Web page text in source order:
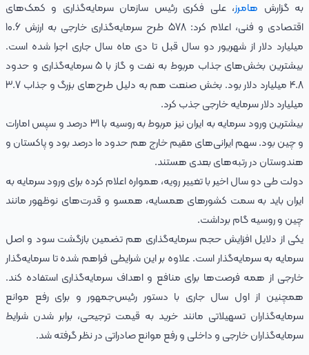
به گزارش هامرز، علی فکری رئیس سازمان سرمایه‌گذاری و کمک‌های
اقتصادی و فنی، اعلام کرد: 578 طرح سرمایه‌گذاری خارجی به ارزش 10.6
میلیارد دلار از شهریور دو سال قبل تا دی ماه سال جاری اجرا شده است.
بیشترین بخش‌های جذاب مربوط به نفت و گاز با 5 سرمایه‌گذاری و حدود
4.8 میلیارد دلار بود. بخش صنعت هم به دلیل طرح‌های بزرگ و جذاب 3.7
میلیارد دلار سرمایه خارجی جذب کرد.
بیشترین ورود سرمایه به ایران نیز مربوط به روسیه با 31 درصد و سپس امارات
و چین بود. سهم ایرانی‌های مقیم خارج هم حدود 10 درصد بود و پاکستان و
هندوستان در رتبه‌های بعدی هستند.
دولت طی دو سال اخیر با تغییر رویه، همواره اعلام کرده برای ورود سرمایه به
ایران باید به سمت کشورهای همسایه، همسو و قدرت‌های نوظهور مانند
چین و روسیه گام برداشت.
یکی از دلایل افزایش حجم سرمایه‌گذاری هم تضمین بازگشت سود و اصل
سرمایه به سرمایه‌گذار است. علاوه بر این شرایطی فراهم شده تا سرمایه‌گذار
خارجی از همه فرصت‌ها برای منافع و اهداف سرمایه‌گذاری استفاده کند.
همچنین از اول سال جاری با دستور رئیس‌جمهور و برای رفع موانع
سرمایه‌گذاران تسهیلاتی مانند خرید به قیمت ترجیحی، برابر شدن شرایط
سرمایه‌گذاران خارجی و داخلی و رفع موانع صادراتی در نظر گرفته شد.